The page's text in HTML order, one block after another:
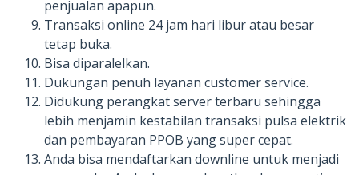
penjualan apapun.
Transaksi online 24 jam hari libur atau besar
tetap buka.
Bisa diparalelkan.
Dukungan penuh layanan customer service.
Didukung perangkat server terbaru sehingga
lebih menjamin kestabilan transaksi pulsa elektrik
dan pembayaran PPOB yang super cepat.
Anda bisa mendaftarkan downline untuk menjadi